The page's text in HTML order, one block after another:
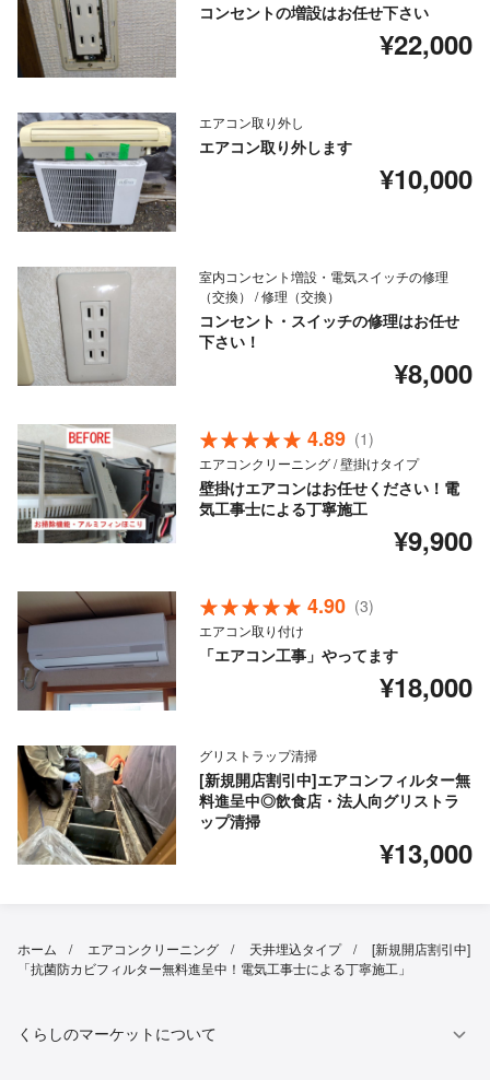
コンセントの増設はお任せ下さい
¥22,000
エアコン取り外し
エアコン取り外します
¥10,000
室内コンセント増設・電気スイッチの修理
（交換） / 修理（交換）
コンセント・スイッチの修理はお任せ
下さい！
¥8,000
4.89 (1)
エアコンクリーニング / 壁掛けタイプ
壁掛けエアコンはお任せください！電
気工事士による丁寧施工
¥9,900
4.90 (3)
エアコン取り付け
「エアコン工事」やってます
¥18,000
グリストラップ清掃
[新規開店割引中]エアコンフィルター無
料進呈中◎飲食店・法人向グリストラ
ップ清掃
¥13,000
ホーム エアコンクリーニング 天井埋込タイプ
[新規開店割引中]
「抗菌防カビフィルター無料進呈中！電気工事士による丁寧施工」
くらしのマーケットについて